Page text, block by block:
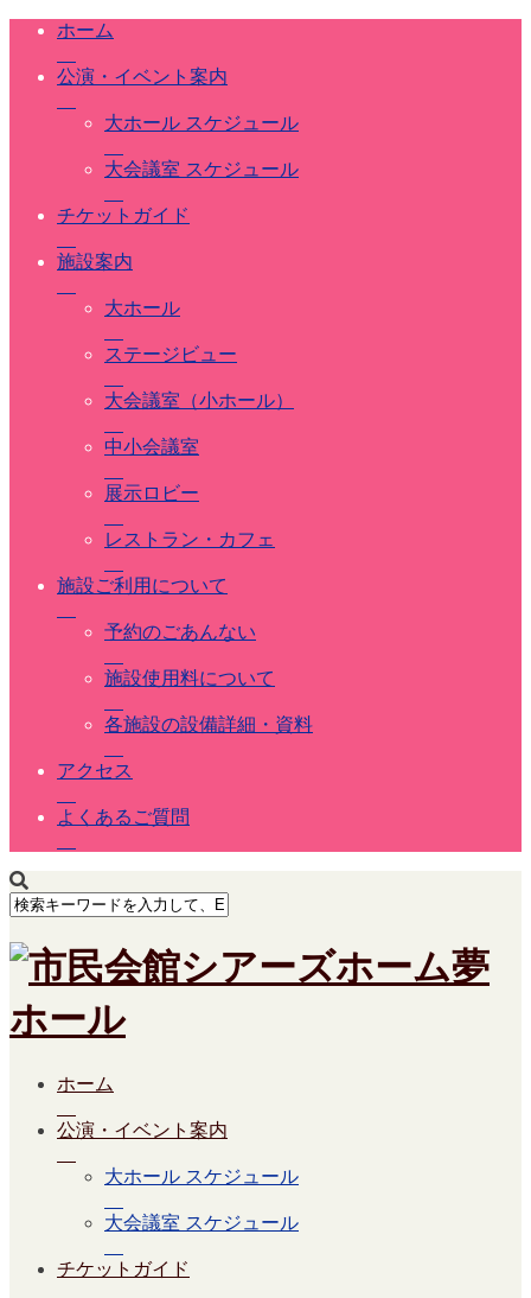
ホーム
公演・イベント案内
大ホール スケジュール
大会議室 スケジュール
チケットガイド
施設案内
大ホール
ステージビュー
大会議室（小ホール）
中小会議室
展示ロビー
レストラン・カフェ
施設ご利用について
予約のごあんない
施設使用料について
各施設の設備詳細・資料
アクセス
よくあるご質問
ホーム
公演・イベント案内
大ホール スケジュール
大会議室 スケジュール
チケットガイド